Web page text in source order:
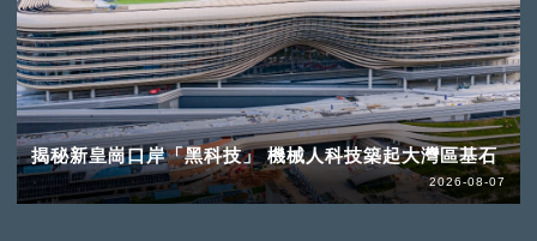
揭秘新皇崗口岸「黑科技」 機械人科技築起大灣區基石
2026-08-07